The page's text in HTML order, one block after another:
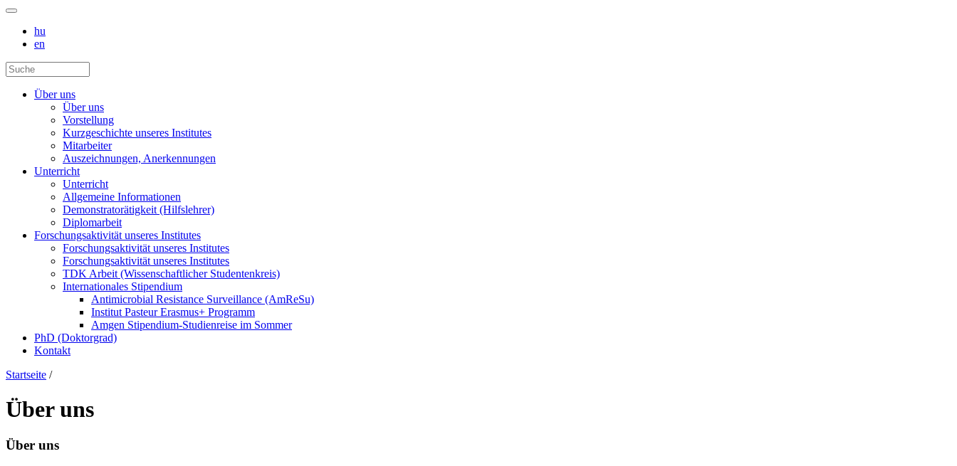
hu
en
Über uns
Über uns
Vorstellung
Kurzgeschichte unseres Institutes
Mitarbeiter
Auszeichnungen, Anerkennungen
Unterricht
Unterricht
Allgemeine Informationen
Demonstratorätigkeit (Hilfslehrer)
Diplomarbeit
Forschungsaktivität unseres Institutes
Forschungsaktivität unseres Institutes
Forschungsaktivität unseres Institutes
TDK Arbeit (Wissenschaftlicher Studentenkreis)
Internationales Stipendium
Antimicrobial Resistance Surveillance (AmReSu)
Institut Pasteur Erasmus+ Programm
Amgen Stipendium-Studienreise im Sommer
PhD (Doktorgrad)
Kontakt
Startseite /
Über uns
Über uns